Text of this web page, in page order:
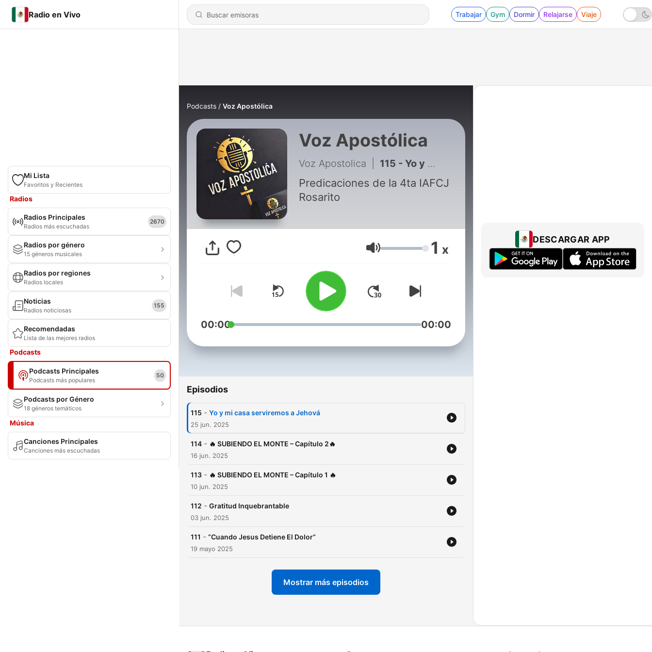
Radio en Vivo Trabajar Gym Dormir Relajarse Viaje
Mi Lista
Favoritos y Recientes
Radios
Radios Principales
Radios más escuchadas
2670
Radios por género
15 géneros musicales
Radios por regiones
Radios locales
Noticias
Radios noticiosas
155
Recomendadas
Lista de las mejores radios
Podcasts
Podcasts Principales
Podcasts más populares
50
Podcasts por Género
18 géneros temáticos
Música
Canciones Principales
Canciones más escuchadas
Podcasts Voz Apostólica
Voz Apostólica
Voz Apostolica 115 - Yo y mi casa serviremos a Jehová
Predicaciones de la 4ta IAFCJ
Rosarito
Volumen 1 x
00:00 00:00
Episodios
115 - Yo y mi casa serviremos a Jehová
25 jun. 2025
114 - 🔥 SUBIENDO EL MONTE – Capítulo 2🔥
16 jun. 2025
113 - 🔥 SUBIENDO EL MONTE – Capítulo 1 🔥
10 jun. 2025
112 - Gratitud Inquebrantable
03 jun. 2025
111 - “Cuando Jesus Detiene El Dolor”
19 mayo 2025
Mostrar más episodios
DESCARGAR APP